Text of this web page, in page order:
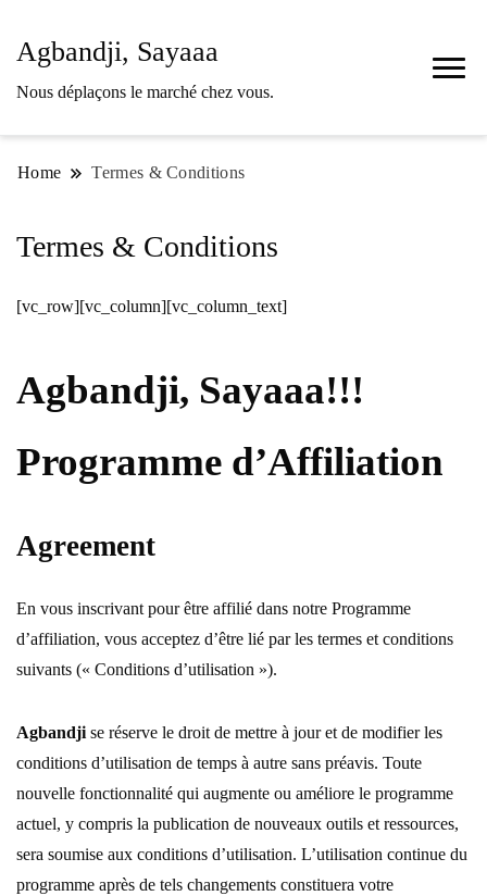
Agbandji, Sayaaa
Nous déplaçons le marché chez vous.
Home Termes & Conditions
Termes & Conditions
[vc_row][vc_column][vc_column_text]
Agbandji, Sayaaa!!!
Programme d’Affiliation
Agreement
En vous inscrivant pour être affilié dans notre Programme
d’affiliation, vous acceptez d’être lié par les termes et conditions
suivants (« Conditions d’utilisation »).
Agbandji se réserve le droit de mettre à jour et de modifier les
conditions d’utilisation de temps à autre sans préavis. Toute
nouvelle fonctionnalité qui augmente ou améliore le programme
actuel, y compris la publication de nouveaux outils et ressources,
sera soumise aux conditions d’utilisation. L’utilisation continue du
programme après de tels changements constituera votre